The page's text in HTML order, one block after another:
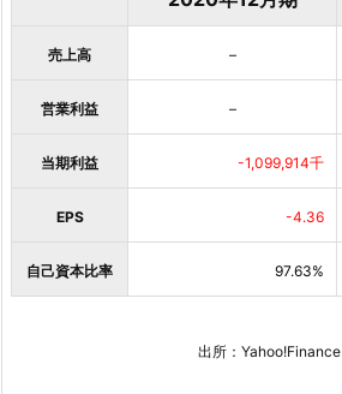
売上高 –
営業利益 –
当期利益 -1,099,914千
EPS -4.36
自己資本比率 97.63%
出所：Yahoo!Finance